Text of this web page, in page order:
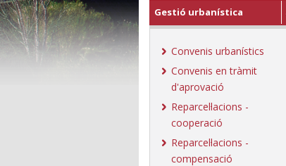
Gestió urbanística
Convenis urbanístics
Convenis en tràmit
d'aprovació
Reparcel·lacions -
cooperació
Reparcel·lacions -
compensació